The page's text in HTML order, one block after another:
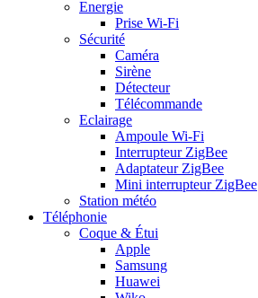
Energie
Prise Wi-Fi
Sécurité
Caméra
Sirène
Détecteur
Télécommande
Eclairage
Ampoule Wi-Fi
Interrupteur ZigBee
Adaptateur ZigBee
Mini interrupteur ZigBee
Station météo
Téléphonie
Coque & Étui
Apple
Samsung
Huawei